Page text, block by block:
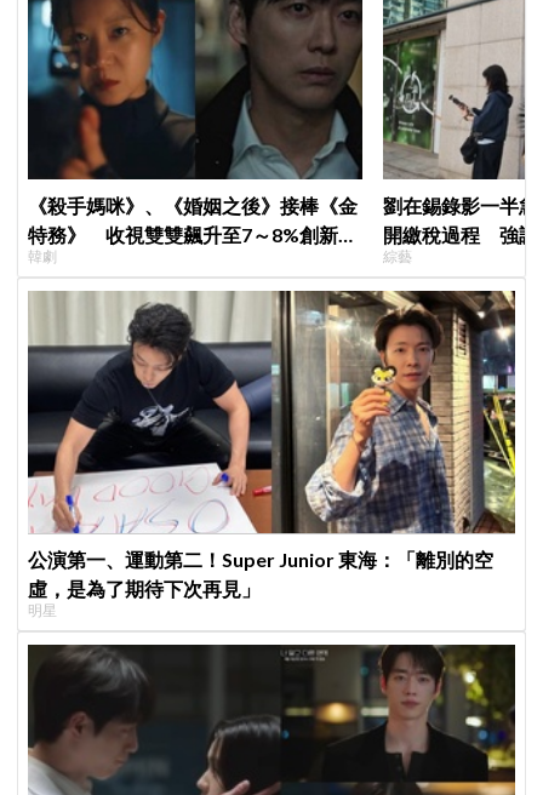
《殺手媽咪》、《婚姻之後》接棒《金
特務》 收視雙雙飆升至7～8%創新
高！
韓劇
劉在錫錄影一半
開繳稅過程 強調
繳」
綜藝
公演第一、運動第二！Super Junior 東海：「離別的空
虛，是為了期待下次再見」
明星